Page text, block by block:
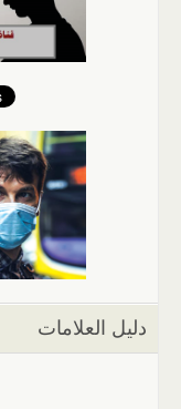
دليل العلامات